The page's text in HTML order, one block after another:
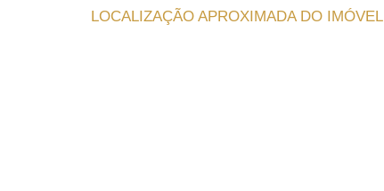
LOCALIZAÇÃO APROXIMADA DO IMÓVEL